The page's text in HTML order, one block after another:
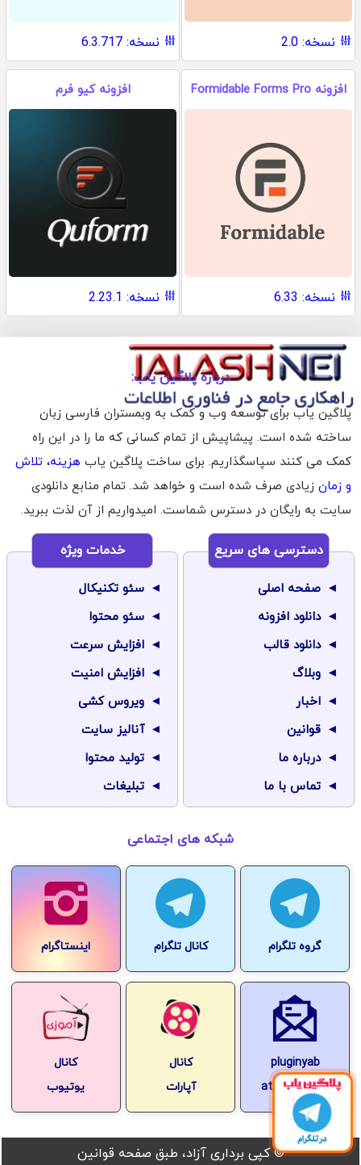
نسخه: 2.0 نسخه: 6.3.717
افزونه Formidable Forms Pro
نسخه: 6.33
افزونه کیو فرم
نسخه: 2.23.1
درباره پلاگین یاب:
پلاگین یاب برای توسعه وب و کمک به وبمستران فارسی زبان
ساخته شده است. پیشاپیش از تمام کسانی که ما را در این راه
کمک می کنند سپاسگذاریم. برای ساخت پلاگین یاب هزینه، تلاش
و زمان زیادی صرف شده است و خواهد شد. تمام منابع دانلودی
سایت به رایگان در دسترس شماست. امیدواریم از آن لذت ببرید.
دسترسی های سریع
صفحه اصلی
دانلود افزونه
دانلود قالب
وبلاگ
اخبار
قوانین
درباره ما
تماس با ما
خدمات ویژه
سئو تکنیکال
سئو محتوا
افزایش سرعت
افزایش امنیت
ویروس کشی
آنالیز سایت
تولید محتوا
تبلیغات
شبکه های اجتماعی
گروه تلگرام کانال تلگرام اینستاگرام
pluginyab
at-gmail.com
کانال
آپارات
کانال
یوتیوب
© کپی برداری آزاد، طبق صفحه قوانین